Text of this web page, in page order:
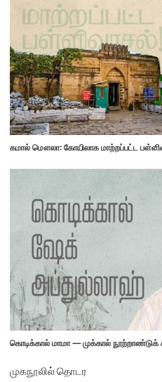
கமால் மௌலா: கோயிலாக மாற்றப்பட்ட
கொடிக்கால் மாமா — முக்கால் நூற்றாண்டுக்
முகநூலில் தொடர